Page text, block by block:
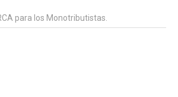
para los Monotributistas.